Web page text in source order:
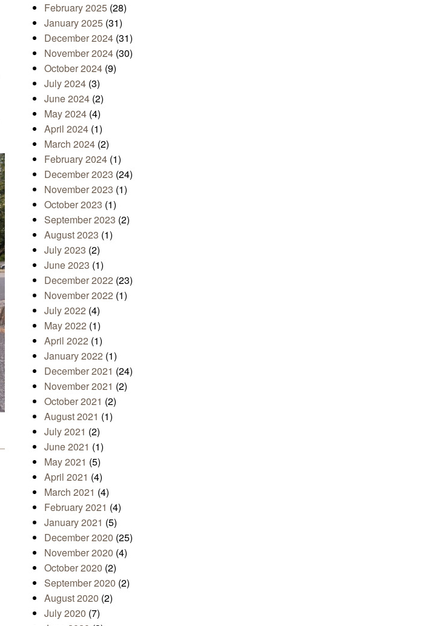
February 2025 (28)
January 2025 (31)
December 2024 (31)
November 2024 (30)
October 2024 (9)
July 2024 (3)
June 2024 (2)
May 2024 (4)
April 2024 (1)
March 2024 (2)
February 2024 (1)
December 2023 (24)
November 2023 (1)
October 2023 (1)
September 2023 (2)
August 2023 (1)
July 2023 (2)
June 2023 (1)
December 2022 (23)
November 2022 (1)
July 2022 (4)
May 2022 (1)
April 2022 (1)
January 2022 (1)
December 2021 (24)
November 2021 (2)
October 2021 (2)
August 2021 (1)
July 2021 (2)
June 2021 (1)
May 2021 (5)
April 2021 (4)
March 2021 (4)
February 2021 (4)
January 2021 (5)
December 2020 (25)
November 2020 (4)
October 2020 (2)
September 2020 (2)
August 2020 (2)
July 2020 (7)